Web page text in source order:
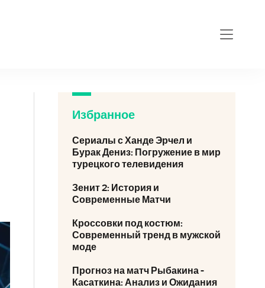
Избранное
Сериалы с Ханде Эрчел и
Бурак Дениз: Погружение в мир
турецкого телевидения
Зенит 2: История и
Современные Матчи
Кроссовки под костюм:
Современный тренд в мужской
моде
Прогноз на матч Рыбакина -
Касаткина: Анализ и Ожидания